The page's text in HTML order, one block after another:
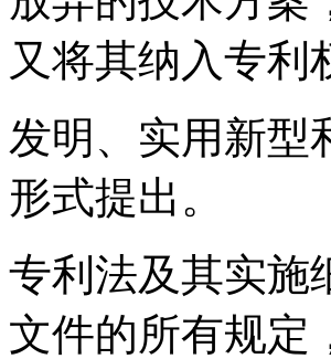
又将其纳入专利
发明、实用新型
形式提出。
专利法及其实施
文件的所有规定